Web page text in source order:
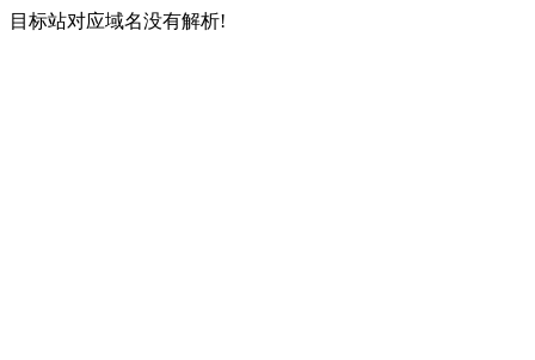
目标站对应域名没有解析!